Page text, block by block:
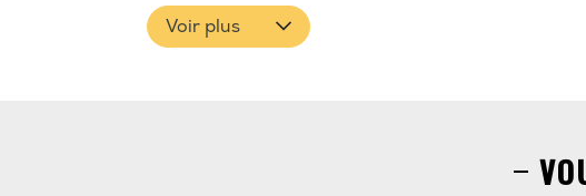
Voir plus